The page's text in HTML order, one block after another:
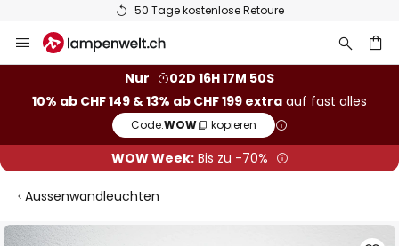
50 Tage kostenlose Retoure
Inhalt
Nur
02D 16H 17M 49S
10% ab CHF 149 & 13% ab CHF 199 extra auf fast alles
Code:WOW kopieren
WOW Week:Bis zu -70%
Aussenwandleuchten
Zum